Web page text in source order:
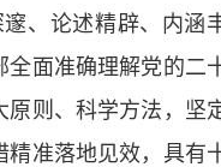
、论述精辟、内涵
全面准确理解党的二
原则、科学方法，坚
精准落地见效，具有